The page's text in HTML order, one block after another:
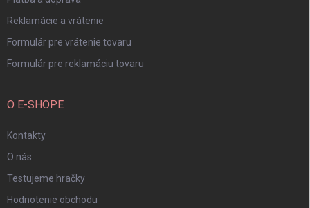
Reklamácie a vrátenie
Formulár pre vrátenie tovaru
Formulár pre reklamáciu tovaru
O E-SHOPE
Kontakty
O nás
Testujeme hračky
Hodnotenie obchodu